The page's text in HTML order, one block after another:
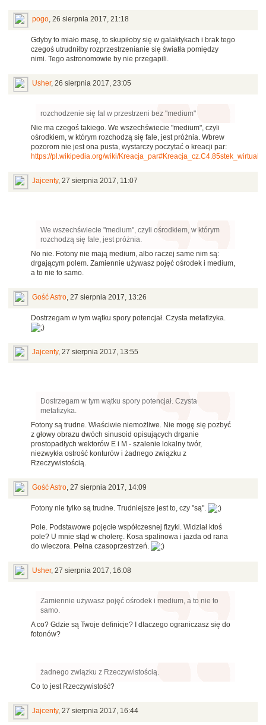
pogo, 26 sierpnia 2017, 21:18
Gdyby to miało masę, to skupiłoby się w galaktykach i brak tego
czegoś utrudniłby rozprzestrzenianie się światła pomiędzy
nimi. Tego astronomowie by nie przegapili.
Usher, 26 sierpnia 2017, 23:05
rozchodzenie się fal w przestrzeni bez "medium"
Nie ma czegoś takiego. We wszechświecie "medium", czyli
ośrodkiem, w którym rozchodzą się fale, jest próżnia. Wbrew
pozorom nie jest ona pusta, wystarczy poczytać o kreacji par:
https://pl.wikipedia.org/wiki/
Jajcenty, 27 sierpnia 2017, 11:07
We wszechświecie "medium", czyli ośrodkiem, w którym
rozchodzą się fale, jest próżnia.
No nie. Fotony nie mają medium, albo raczej same nim są:
drgającym polem. Zamiennie używasz pojęć ośrodek i medium,
a to nie to samo.
Gość Astro, 27 sierpnia 2017, 13:26
Dostrzegam w tym wątku spory potencjał. Czysta metafizyka.
Jajcenty, 27 sierpnia 2017, 13:55
Dostrzegam w tym wątku spory potencjał. Czysta
metafizyka.
Fotony są trudne. Właściwie niemożliwe. Nie mogę się pozbyć
z głowy obrazu dwóch sinusoid opisujących drganie
prostopadłych wektorów E i M - szalenie lokalny twór,
niezwykła ostrość konturów i żadnego związku z
Rzeczywistością.
Gość Astro, 27 sierpnia 2017, 14:09
Fotony nie tylko są trudne. Trudniejsze jest to, czy "są".
Pole. Podstawowe pojęcie współczesnej fizyki. Widział ktoś
pole? U mnie stąd w cholerę. Kosa spalinowa i jazda od rana
do wieczora. Pełna czasoprzestrzeń.
Usher, 27 sierpnia 2017, 16:08
Zamiennie używasz pojęć ośrodek i medium, a to nie to
samo.
A co? Gdzie są Twoje definicje? I dlaczego ograniczasz się do
fotonów?
żadnego związku z Rzeczywistością.
Co to jest Rzeczywistość?
Jajcenty, 27 sierpnia 2017, 16:44